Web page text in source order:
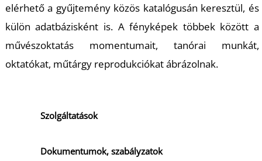
elérhető a gyűjtemény közös katalógusán keresztül, és
külön adatbázisként is. A fényképek többek között a
művészoktatás momentumait, tanórai munkát,
oktatókat, műtárgy reprodukciókat ábrázolnak.
Szolgáltatások
Dokumentumok, szabályzatok